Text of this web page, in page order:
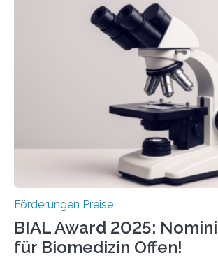
Schlaganfall“ mit Sitz in Würzburg
Schlaganfallforschung, um die
Betroffenen zu verbessern. Dazu
diesem Jahr wieder deutschlandweit
Preis aus. Er richtet sich gezielt an
Forscherinnen und Forscher unter 40
werden soll eine herausragende
hochrangige wissenschaftliche
Förderungen Preise
BIAL Award 2025:
für Biomedizin Offen!